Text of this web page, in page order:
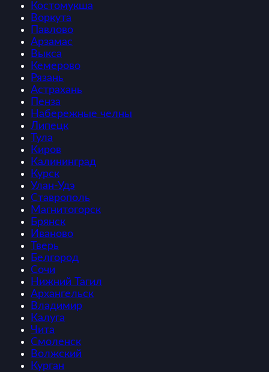
Костомукша
Воркута
Павлово
Арзамас
Выкса
Кемерово
Рязань
Астрахань
Пенза
Набережные челны
Липецк
Тула
Киров
Калининград
Курск
Улан-Удэ
Ставрополь
Магнитогорск
Брянск
Иваново
Тверь
Белгород
Сочи
Нижний Тагил
Архангельск
Владимир
Калуга
Чита
Смоленск
Волжский
Курган